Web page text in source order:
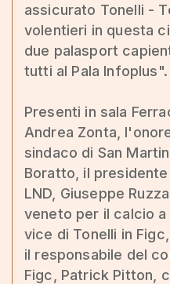
assicurato Tonelli -
volentieri in questa
due palasport
tutti al Pala Infoplus".
Presenti in sala
Andrea Zonta,
sindaco di San
Boratto, il
LND, Giuseppe
veneto per il calcio a
vice di Tonelli in
il responsabile del
Figc, Patrick Pitton,